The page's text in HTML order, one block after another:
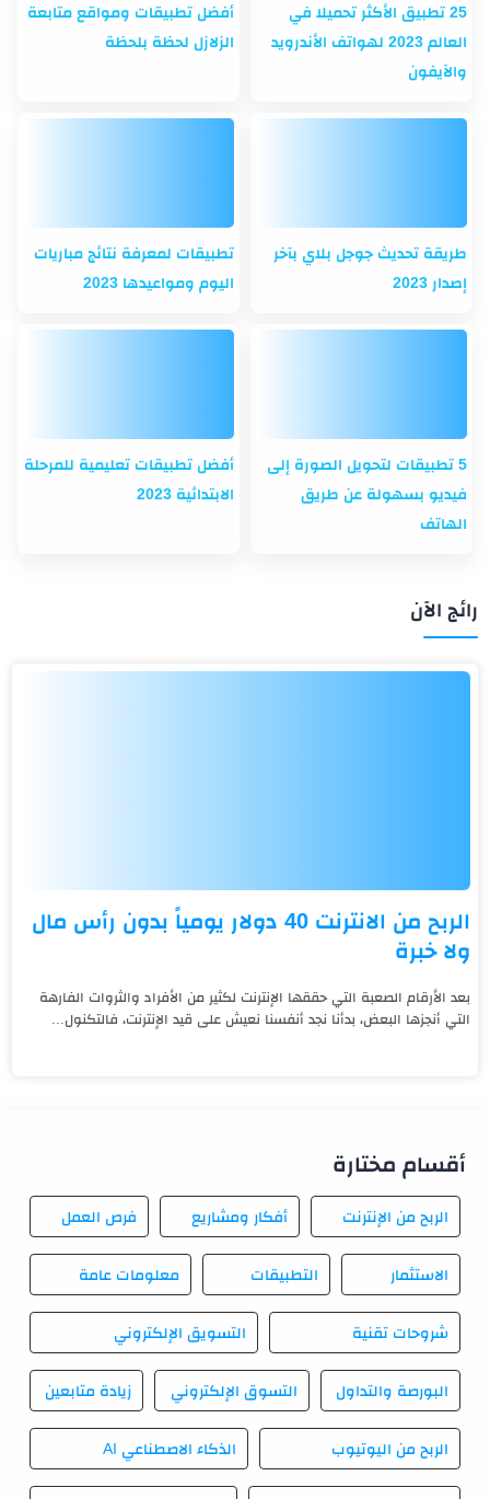
25 تطبيق الأكثر تحميلا في
العالم 2023 لهواتف الأندرويد
والآيفون
أفضل تطبيقات ومواقع متابعة
الزلازل لحظة بلحظة
طريقة تحديث جوجل بلاي بآخر
إصدار 2023
تطبيقات لمعرفة نتائج مباريات
اليوم ومواعيدها 2023
5 تطبيقات لتحويل الصورة إلى
فيديو بسهولة عن طريق
الهاتف
أفضل تطبيقات تعليمية للمرحلة
الابتدائية 2023
رائج الآن
الربح من الانترنت 40 دولار يومياً بدون رأس مال
ولا خبرة
بعد الأرقام الصعبة التي حققها الإنترنت لكثير من الأفراد والثروات الفارهة
التي أنجزها البعض، بدأنا نجد أنفسنا نعيش على قيد الإنترنت، فالتكنول...
أقسام مختارة
الربح من الإنترنت أفكار ومشاريع فرص العمل
الاستثمار التطبيقات معلومات عامة
شروحات تقنية التسويق الإلكتروني
البورصة والتداول التسوق الإلكتروني زيادة متابعين
الربح من اليوتيوب الذكاء الاصطناعي AI